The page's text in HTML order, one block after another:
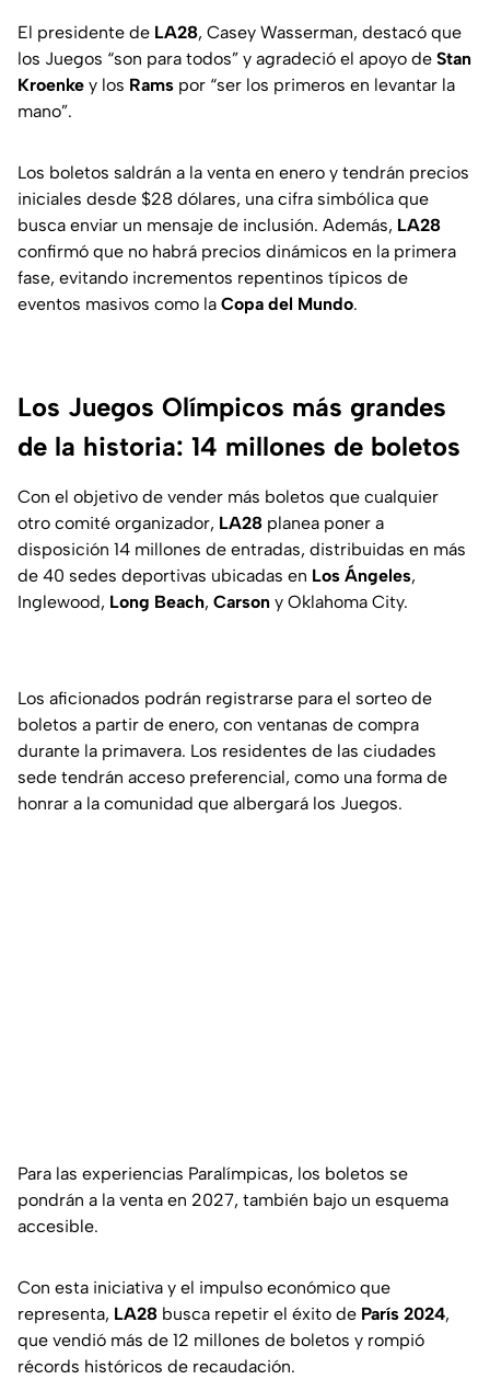
El presidente de LA28, Casey Wasserman, destacó que
los Juegos “son para todos” y agradeció el apoyo de Stan
Kroenke y los Rams por “ser los primeros en levantar la
mano”.
Los boletos saldrán a la venta en enero y tendrán precios
iniciales desde $28 dólares, una cifra simbólica que
busca enviar un mensaje de inclusión. Además, LA28
confirmó que no habrá precios dinámicos en la primera
fase, evitando incrementos repentinos típicos de
eventos masivos como la Copa del Mundo.
Los Juegos Olímpicos más grandes
de la historia: 14 millones de boletos
Con el objetivo de vender más boletos que cualquier
otro comité organizador, LA28 planea poner a
disposición 14 millones de entradas, distribuidas en más
de 40 sedes deportivas ubicadas en Los Ángeles,
Inglewood, Long Beach, Carson y Oklahoma City.
Los aficionados podrán registrarse para el sorteo de
boletos a partir de enero, con ventanas de compra
durante la primavera. Los residentes de las ciudades
sede tendrán acceso preferencial, como una forma de
honrar a la comunidad que albergará los Juegos.
Para las experiencias Paralímpicas, los boletos se
pondrán a la venta en 2027, también bajo un esquema
accesible.
Con esta iniciativa y el impulso económico que
representa, LA28 busca repetir el éxito de París 2024,
que vendió más de 12 millones de boletos y rompió
récords históricos de recaudación.